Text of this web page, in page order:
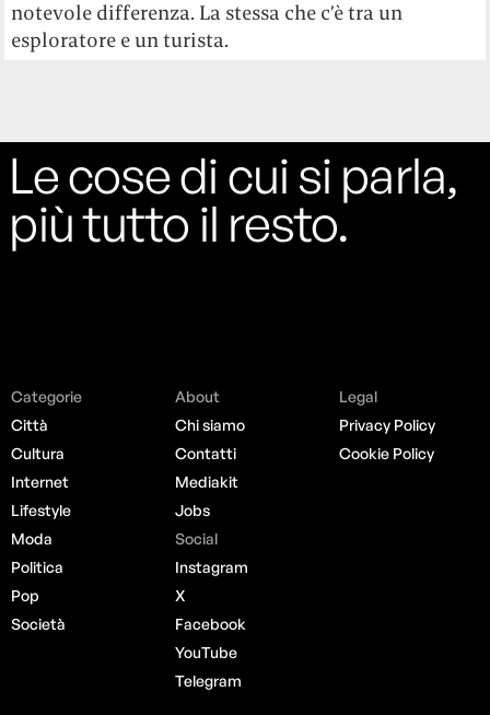
notevole differenza. La stessa che c’è tra un
esploratore e un turista.
Le cose di cui si parla,
più tutto il resto.
Categorie
Città
Cultura
Internet
Lifestyle
Moda
Politica
Pop
Società
About
Chi siamo
Contatti
Mediakit
Jobs
Social
Instagram
X
Facebook
YouTube
Telegram
Legal
Privacy Policy
Cookie Policy